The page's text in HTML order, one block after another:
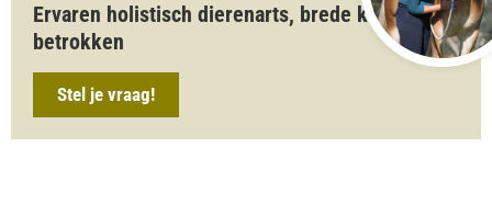
Ervaren holistisch dierenarts, brede kennis,
betrokken
Stel je vraag!